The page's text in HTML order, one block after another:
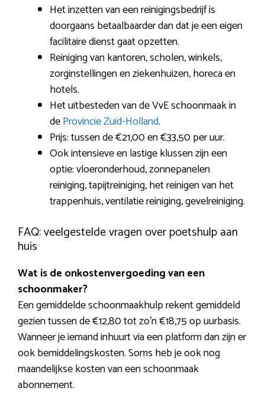
Het inzetten van een reinigingsbedrijf is
doorgaans betaalbaarder dan dat je een eigen
facilitaire dienst gaat opzetten.
Reiniging van kantoren, scholen, winkels,
zorginstellingen en ziekenhuizen, horeca en
hotels.
Het uitbesteden van de VvE schoonmaak in
deProvincie Zuid-Holland.
Prijs: tussen de €21,00 en €33,50 per uur.
Ook intensieve en lastige klussen zijn een
optie: vloeronderhoud, zonnepanelen
reiniging, tapijtreiniging, het reinigen van het
trappenhuis, ventilatie reiniging, gevelreiniging.
FAQ: veelgestelde vragen over poetshulp aan
huis
Wat is de onkostenvergoeding van een
schoonmaker?
Een gemiddelde schoonmaakhulp rekent gemiddeld
gezien tussen de €12,80 tot zo’n €18,75 op uurbasis.
Wanneer je iemand inhuurt via een platform dan zijn er
ook bemiddelingskosten. Soms heb je ook nog
maandelijkse kosten van een schoonmaak
abonnement.